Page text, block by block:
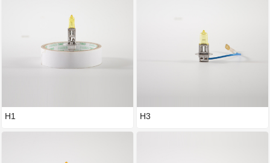
H1 H3